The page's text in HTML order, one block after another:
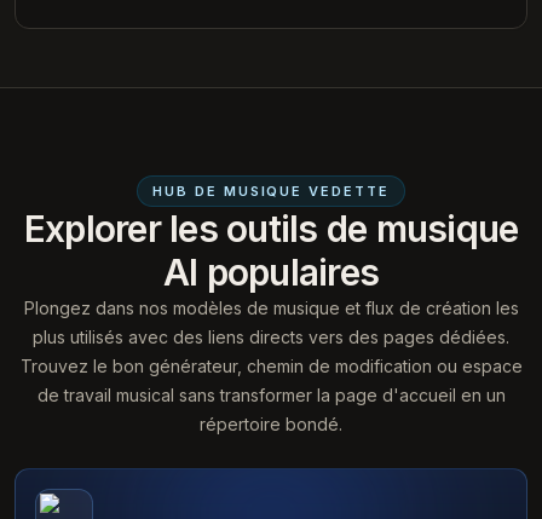
HUB DE MUSIQUE VEDETTE
Explorer les outils de musique
AI populaires
Plongez dans nos modèles de musique et flux de création les
plus utilisés avec des liens directs vers des pages dédiées.
Trouvez le bon générateur, chemin de modification ou espace
de travail musical sans transformer la page d'accueil en un
répertoire bondé.